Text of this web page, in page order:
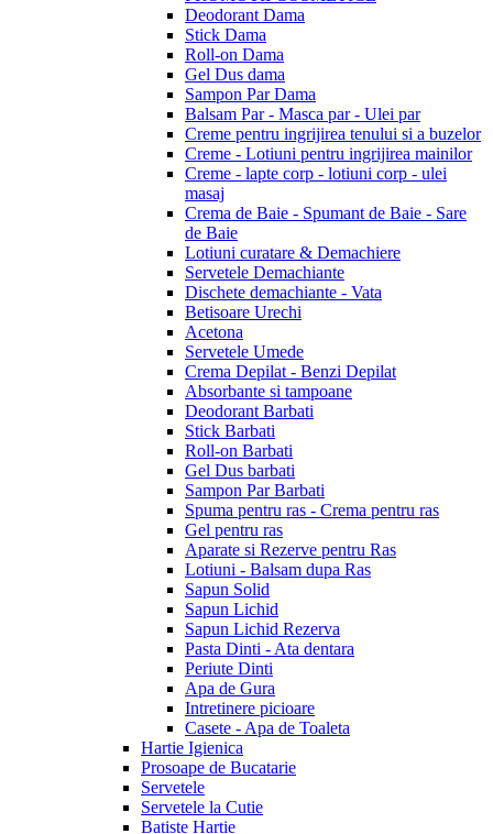
Deodorant Dama
Stick Dama
Roll-on Dama
Gel Dus dama
Sampon Par Dama
Balsam Par - Masca par - Ulei par
Creme pentru ingrijirea tenului si a buzelor
Creme - Lotiuni pentru ingrijirea mainilor
Creme - lapte corp - lotiuni corp - ulei
masaj
Crema de Baie - Spumant de Baie - Sare
de Baie
Lotiuni curatare & Demachiere
Servetele Demachiante
Dischete demachiante - Vata
Betisoare Urechi
Acetona
Servetele Umede
Crema Depilat - Benzi Depilat
Absorbante si tampoane
Deodorant Barbati
Stick Barbati
Roll-on Barbati
Gel Dus barbati
Sampon Par Barbati
Spuma pentru ras - Crema pentru ras
Gel pentru ras
Aparate si Rezerve pentru Ras
Lotiuni - Balsam dupa Ras
Sapun Solid
Sapun Lichid
Sapun Lichid Rezerva
Pasta Dinti - Ata dentara
Periute Dinti
Apa de Gura
Intretinere picioare
Casete - Apa de Toaleta
Hartie Igienica
Prosoape de Bucatarie
Servetele
Servetele la Cutie
Batiste Hartie